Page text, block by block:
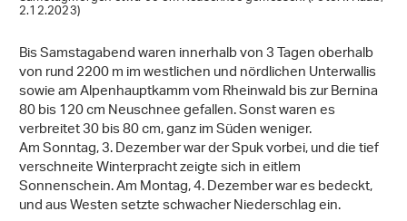
2.12.2023)
Bis Samstagabend waren innerhalb von 3 Tagen oberhalb
von rund 2200 m im westlichen und nördlichen Unterwallis
sowie am Alpenhauptkamm vom Rheinwald bis zur Bernina
80 bis 120 cm Neuschnee gefallen. Sonst waren es
verbreitet 30 bis 80 cm, ganz im Süden weniger.
Am Sonntag, 3. Dezember war der Spuk vorbei, und die tief
verschneite Winterpracht zeigte sich in eitlem
Sonnenschein. Am Montag, 4. Dezember war es bedeckt,
und aus Westen setzte schwacher Niederschlag ein.